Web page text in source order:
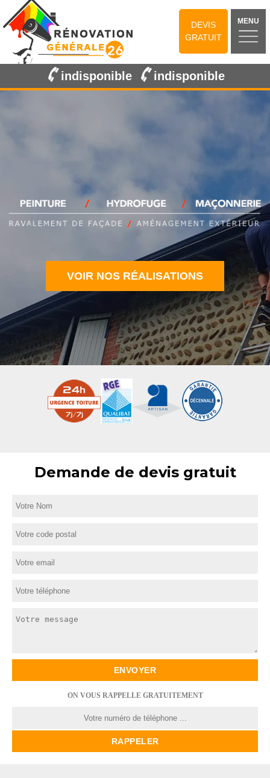
DEVIS
GRATUIT
MENU
indisponible indisponible
VOIR NOS RÉALISATIONS
Demande de devis gratuit
ON VOUS RAPPELLE GRATUITEMENT